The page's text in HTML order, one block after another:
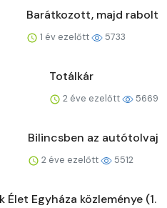
Barátkozott, majd rabolt
1 év ezelőtt 5733
Totálkár
2 éve ezelőtt 5669
Bilincsben az autótolvaj
2 éve ezelőtt 5512
Élet Egyháza közleménye (1.